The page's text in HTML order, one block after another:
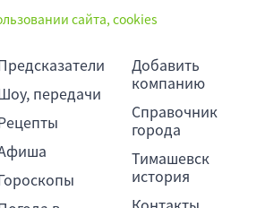
сайта, cookies
передачи
Добавить
компанию
Справочник
города
Тимашевск
история